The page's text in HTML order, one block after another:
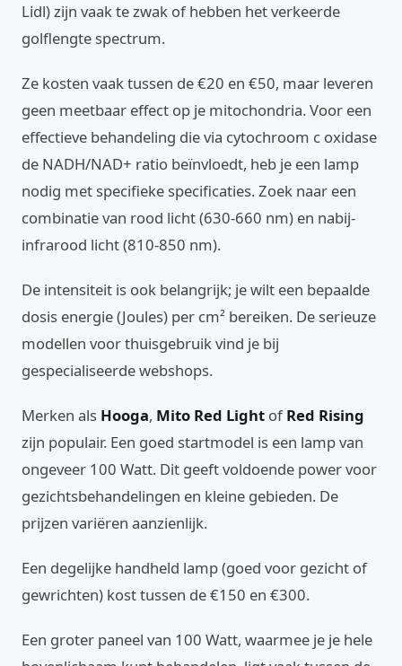
Lidl) zijn vaak te zwak of hebben het verkeerde
golflengte spectrum.
Ze kosten vaak tussen de €20 en €50, maar leveren
geen meetbaar effect op je mitochondria. Voor een
effectieve behandeling die via cytochroom c oxidase
de NADH/NAD+ ratio beïnvloedt, heb je een lamp
nodig met specifieke specificaties. Zoek naar een
combinatie van rood licht (630-660 nm) en nabij-
infrarood licht (810-850 nm).
De intensiteit is ook belangrijk; je wilt een bepaalde
dosis energie (Joules) per cm² bereiken. De serieuze
modellen voor thuisgebruik vind je bij
gespecialiseerde webshops.
Merken als Hooga, Mito Red Light ofRed Rising
zijn populair. Een goed startmodel is een lamp van
ongeveer 100 Watt. Dit geeft voldoende power voor
gezichtsbehandelingen en kleine gebieden. De
prijzen variëren aanzienlijk.
Een degelijke handheld lamp (goed voor gezicht of
gewrichten) kost tussen de €150 en €300.
Een groter paneel van 100 Watt, waarmee je je hele